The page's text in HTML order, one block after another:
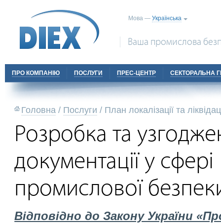
Мова — Українська
Ваша промислова
ПРО КОМПАНІЮ ПОСЛУГИ ПРЕС-ЦЕНТР СЕКТОРАЛЬНА
Головна / Послуги / План локалізації та
Розробка та
документації у сфері
промислової
Відповідно до Закону України